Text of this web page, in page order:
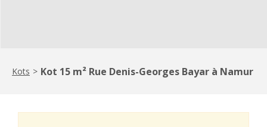
Kots > Kot 15 m² Rue Denis-Georges Bayar à Namur